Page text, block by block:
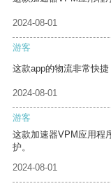
2024-08-01
游客
这款app的物流非常快捷
2024-08-01
游客
这款加速器VPM应用程
护。
2024-08-01